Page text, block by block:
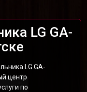
LG GA-
LG GA-
центр
по